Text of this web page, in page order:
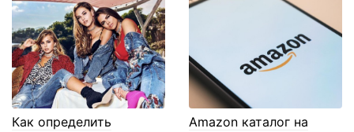
Как определить
Amazon каталог на